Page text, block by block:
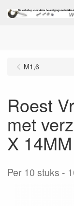
M1,6
Roest
met
X 14MM
Per 10 stuks